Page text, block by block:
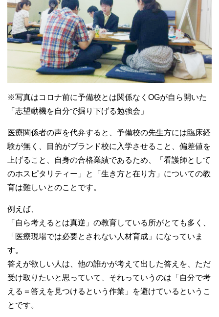
※写真はコロナ前に予備校とは関係なくOGが自ら開いた
「志望動機を自分で掘り下げる勉強会」
医療関係者の声を代弁すると、予備校の先生方には臨床経
験が無く、目的がブランド校に入学させること、偏差値を
上げること、自身の合格業績であるため、「看護師として
のホスピタリティー」と「生き方と在り方」についての教
育は難しいとのことです。
例えば、
「自ら考えるとは真逆」の教育している所がとても多く、
「医療現場では必要とされない人材育成」になっていま
す。
答えが欲しい人は、他の誰かが考えて出した答えを、ただ
受け取りたいと思っていて、それっていうのは「自分で考
える＝答えを見つけるという作業」を避けているというこ
とです。